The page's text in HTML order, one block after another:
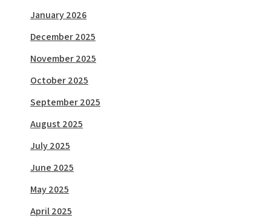
January 2026
December 2025
November 2025
October 2025
September 2025
August 2025
July 2025
June 2025
May 2025
April 2025